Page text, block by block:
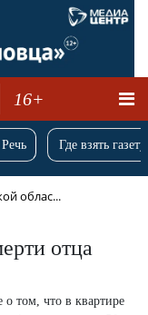
16+
Речь Где взять
облас...
отца
том, что в квартире